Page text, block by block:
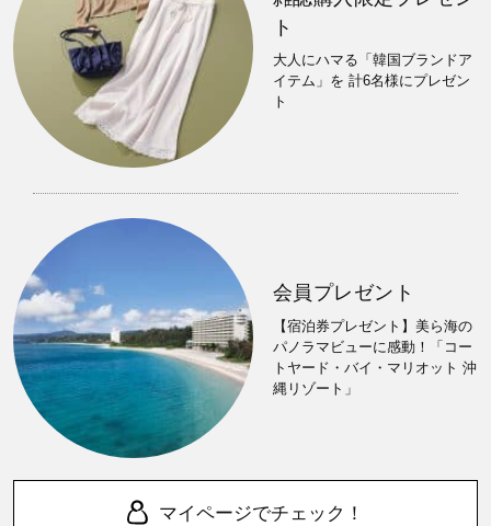
ト
大人にハマる「韓国ブランドア
イテム」を 計6名様にプレゼン
ト
会員プレゼント
【宿泊券プレゼント】美ら海の
パノラマビューに感動！「コー
トヤード・バイ・マリオット 沖
縄リゾート」
マイページでチェック！